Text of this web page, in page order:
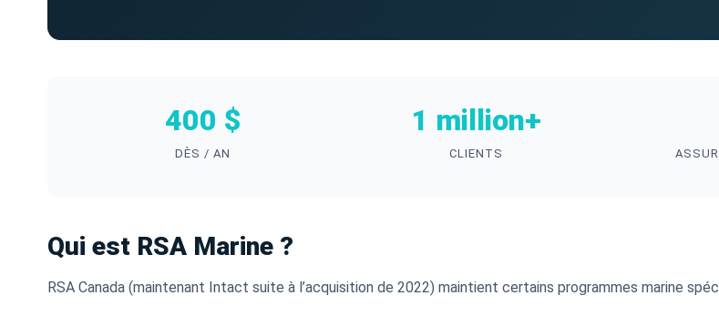
400 $
DÈS / AN
1 million+
CLIENTS
Qui est RSA Marine ?
RSA Canada (maintenant Intact suite à l’acquisition de 2022) maintient certains programmes marine